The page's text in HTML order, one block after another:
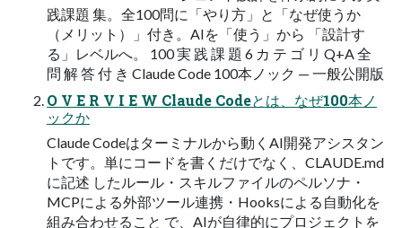
践課題 集。全100問に「やり方」と「なぜ使うか
（メリット）」付き。AIを「使う」から 「設計す
る」レベルへ。 100 実 践 課 題 6 カ テ ゴ リ Q+A 全
問 解 答 付 き Claude Code 100本ノック — 一般公開版
O V E R V I E W Claude Codeとは、なぜ100本ノ
ックか
Claude Codeはターミナルから動くAI開発アシスタン
トです。単にコードを書くだけでなく、CLAUDE.md
に記述 したルール・スキルファイルのペルソナ・
MCPによる外部ツール連携・Hooksによる自動化を
組み合わせること で、AIが自律的にプロジェクトを